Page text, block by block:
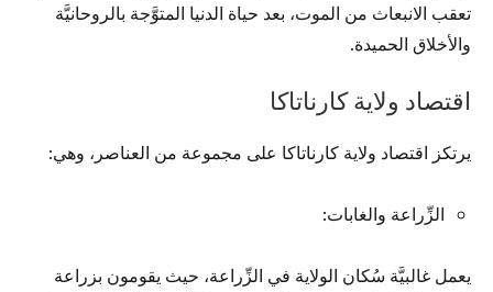
تعقب الانبعاث من الموت، بعد حياة الدنيا المتوَّجة بالروحانيَّة
والأخلاق الحميدة.
اقتصاد ولاية كارناتاكا
يرتكز اقتصاد ولاية كارناتاكا على مجموعة من العناصر، وهي:
الزِّراعة والغابات:
يعمل غالبيَّة سُكان الولاية في الزِّراعة، حيث يقومون بزراعة